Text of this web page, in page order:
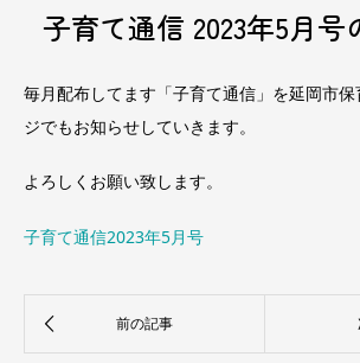
子育て通信 2023年5月号
毎月配布してます「子育て通信」を延岡市
ジでもお知らせしていきます。
よろしくお願い致します。
子育て通信2023年5月号